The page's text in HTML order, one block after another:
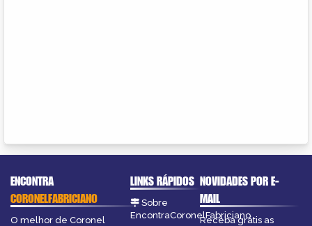
ENCONTRA
CORONELFABRICIANO
O melhor de Coronel
LINKS RÁPIDOS
Sobre
EncontraCoronelFabriciano
NOVIDADES POR E-
MAIL
Receba grátis as